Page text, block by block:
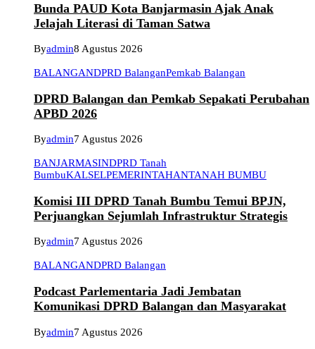
Bunda PAUD Kota Banjarmasin Ajak Anak
Jelajah Literasi di Taman Satwa
Byadmin8 Agustus 2026
BALANGANDPRD BalanganPemkab Balangan
DPRD Balangan dan Pemkab Sepakati Perubahan
APBD 2026
Byadmin7 Agustus 2026
BANJARMASINDPRD Tanah
BumbuKALSELPEMERINTAHANTANAH BUMBU
Komisi III DPRD Tanah Bumbu Temui BPJN,
Perjuangkan Sejumlah Infrastruktur Strategis
Byadmin7 Agustus 2026
BALANGANDPRD Balangan
Podcast Parlementaria Jadi Jembatan
Komunikasi DPRD Balangan dan Masyarakat
Byadmin7 Agustus 2026